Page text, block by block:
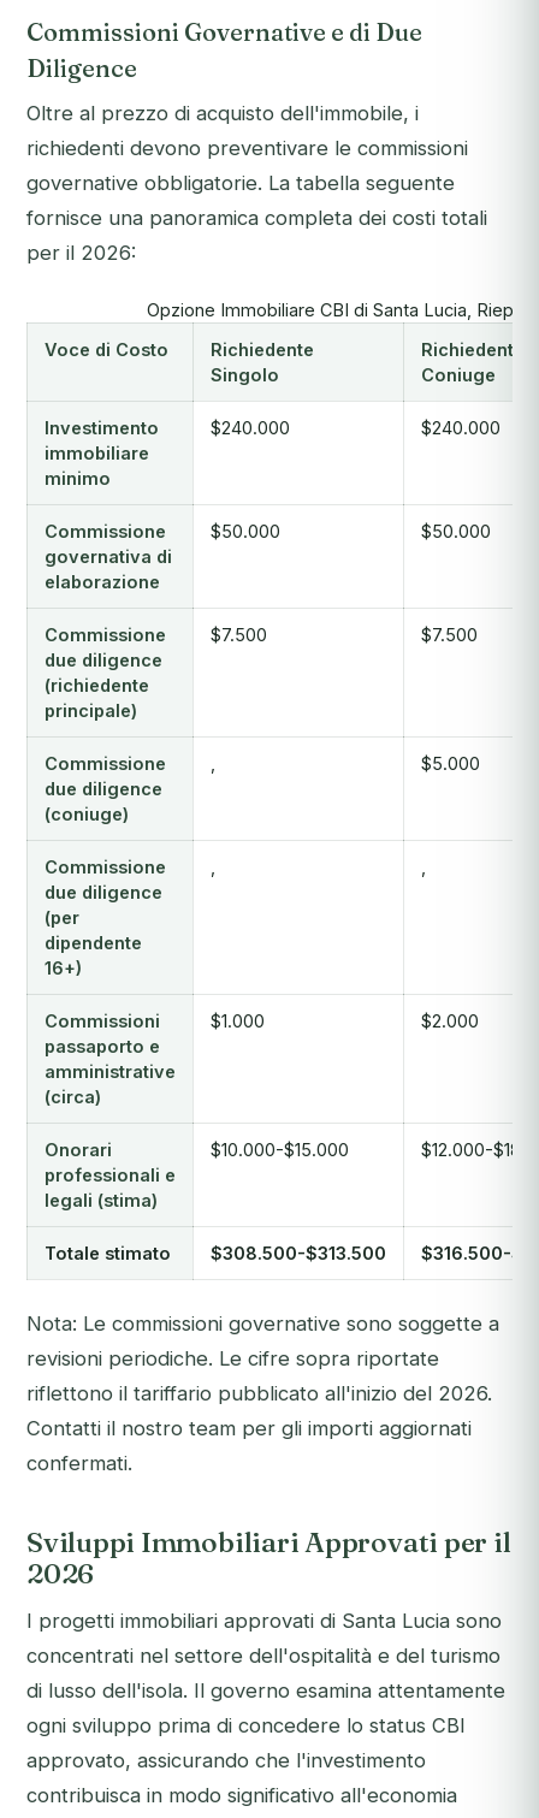
Commissioni Governative e di Due
Diligence
Oltre al prezzo di acquisto dell'immobile, i
richiedenti devono preventivare le commissioni
governative obbligatorie. La tabella seguente
fornisce una panoramica completa dei costi totali
per il 2026:
Opzione Immobiliare CBI di Santa Lucia,
Voce di Costo
Richiedente
Singolo
Richiedente
Coniuge
Investimento
immobiliare
minimo
$240.000 $240.000
Commissione
governativa di
elaborazione
$50.000 $50.000
Commissione
due diligence
(richiedente
principale)
$7.500 $7.500
Commissione
due diligence
(coniuge)
$5.000
Commissione
due diligence
(per
dipendente
16+)
Commissioni
passaporto e
amministrative
(circa)
$1.000 $2.000
Onorari
professionali e
legali (stima)
$10.000-$15.000 $12.000-
Totale stimato $308.500-$313.500 $316.500-
Nota: Le commissioni governative sono soggette a
revisioni periodiche. Le cifre sopra riportate
riflettono il tariffario pubblicato all'inizio del 2026.
Contatti il nostro team per gli importi aggiornati
confermati.
Sviluppi Immobiliari Approvati per il
2026
I progetti immobiliari approvati di Santa Lucia sono
concentrati nel settore dell'ospitalità e del turismo
di lusso dell'isola. Il governo esamina attentamente
ogni sviluppo prima di concedere lo status CBI
approvato, assicurando che l'investimento
contribuisca in modo significativo all'economia